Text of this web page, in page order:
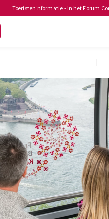
Toeristeninformatie - In het Forum